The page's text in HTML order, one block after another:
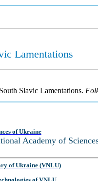
Lamentations
Slavic Lamentations.
of Ukraine
Academy of
of Ukraine (VNLU)